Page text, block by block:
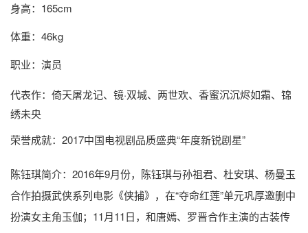
身高：165cm
体重：46kg
职业：演员
代表作：倚天屠龙记、镜·双城、两世欢、香蜜沉沉烬如霜、锦
绣未央
荣誉成就：2017中国电视剧品质盛典“年度新锐剧星”
陈钰琪简介：2016年9月份，陈钰琪与孙祖君、杜安琪、杨曼玉
合作拍摄武侠系列电影《侠捕》，在“夺命红莲”单元巩厚邀删中
扮演女主角玉伽；11月11日，和唐嫣、罗晋合作主演的古装传